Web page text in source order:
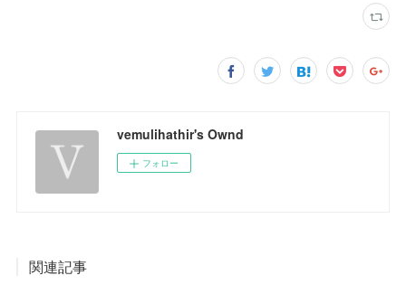
vemulihathir's Ownd
フォロー
関連記事